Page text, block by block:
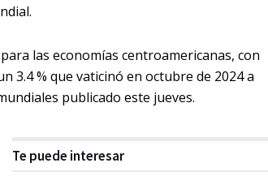
las economías centroamericanas, con
3.4 % que vaticinó en octubre de 2024 a
publicado este jueves.
Te puede interesar